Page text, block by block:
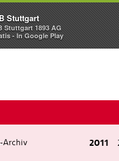
Archiv 2011
Stuttgart
Stuttgart 1893 AG
- In Google Play